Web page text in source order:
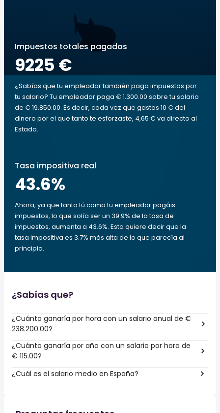
Impuestos totales pagados
9225 €
¿Sabías que tu empleador también paga impuestos por
tu salario? Tu empleador paga € 1.300.00 sobre tu salario
de € 19.850.00. Es decir, cada vez que gastas 10 € del
dinero por el que tanto te esforzaste, 4,65 € va directo al
Estado.
Tasa impositiva real
43.6%
Ahora, ya que tanto tú como tu empleador pagáis
impuestos, lo que solía ser un 39.9% de la tasa de
impuestos, aumenta a 43.6%. Esto quiere decir que la
tasa impositiva es 3.7% más alta de lo que parecía al
principio.
¿Sabías que?
¿Cuánto ganaría por hora con un salario anual de €
238.200.00?
¿Cuánto ganaría por año con un salario por hora de
€ 115.00?
¿Cuál es el salario medio en España?